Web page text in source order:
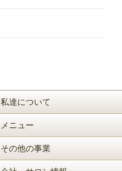
私達について
メニュー
その他の事業